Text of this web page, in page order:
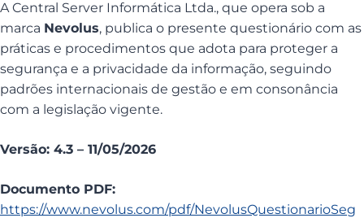
A Central Server Informática Ltda., que opera sob a
marca Nevolus, publica o presente questionário com as
práticas e procedimentos que adota para proteger a
segurança e a privacidade da informação, seguindo
padrões internacionais de gestão e em consonância
com a legislação vigente.
Versão: 4.3 – 11/05/2026
Documento PDF:
https://www.nevolus.com/pdf/NevolusQuestionarioSeg